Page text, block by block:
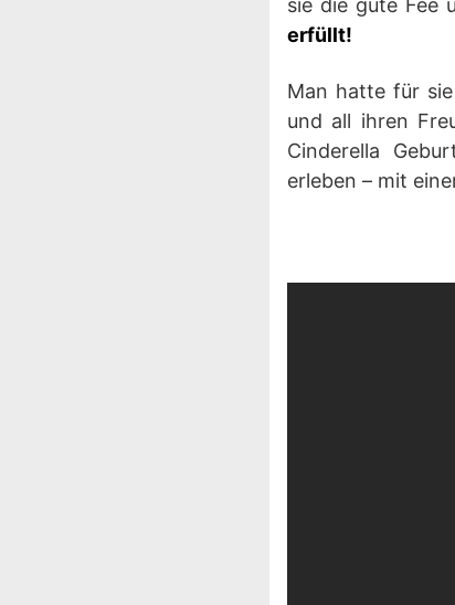
sie die gute Fee
erfüllt!
Man hatte für
und all ihren
Cinderella
erleben – mit